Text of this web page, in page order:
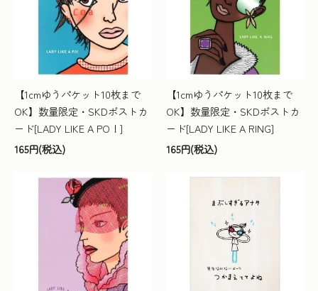
【1cmゆうパケット10枚まで
OK】数量限定・SKDポストカ
ード[LADY LIKE A PO！]
165円(税込)
【1cmゆうパケット10枚まで
OK】数量限定・SKDポストカ
ード[LADY LIKE A RING]
165円(税込)